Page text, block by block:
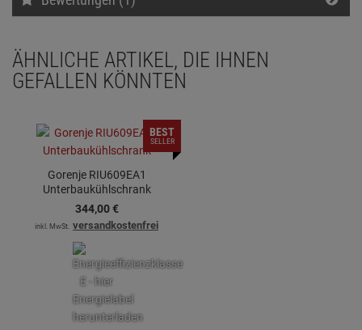
ÄHNLICHE ARTIKEL, DIE IHNEN
GEFALLEN KÖNNTEN
Gorenje RIU609EA1
Unterbaukühlschrank
344,00 €
inkl. MwSt. versandkostenfrei
BEST
SELLER